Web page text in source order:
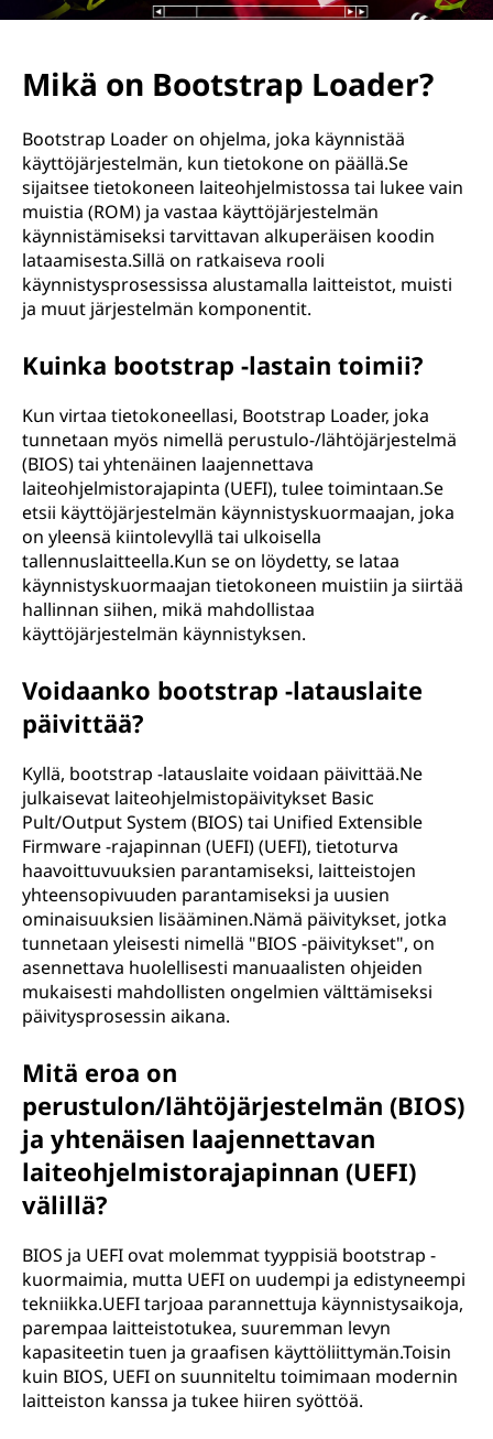
Mikä on Bootstrap Loader?
Bootstrap Loader on ohjelma, joka käynnistää
käyttöjärjestelmän, kun tietokone on päällä.Se
sijaitsee tietokoneen laiteohjelmistossa tai lukee vain
muistia (ROM) ja vastaa käyttöjärjestelmän
käynnistämiseksi tarvittavan alkuperäisen koodin
lataamisesta.Sillä on ratkaiseva rooli
käynnistysprosessissa alustamalla laitteistot, muisti
ja muut järjestelmän komponentit.
Kuinka bootstrap -lastain toimii?
Kun virtaa tietokoneellasi, Bootstrap Loader, joka
tunnetaan myös nimellä perustulo-/lähtöjärjestelmä
(BIOS) tai yhtenäinen laajennettava
laiteohjelmistorajapinta (UEFI), tulee toimintaan.Se
etsii käyttöjärjestelmän käynnistyskuormaajan, joka
on yleensä kiintolevyllä tai ulkoisella
tallennuslaitteella.Kun se on löydetty, se lataa
käynnistyskuormaajan tietokoneen muistiin ja siirtää
hallinnan siihen, mikä mahdollistaa
käyttöjärjestelmän käynnistyksen.
Voidaanko bootstrap -latauslaite
päivittää?
Kyllä, bootstrap -latauslaite voidaan päivittää.Ne
julkaisevat laiteohjelmistopäivitykset Basic
Pult/Output System (BIOS) tai Unified Extensible
Firmware -rajapinnan (UEFI) (UEFI), tietoturva
haavoittuvuuksien parantamiseksi, laitteistojen
yhteensopivuuden parantamiseksi ja uusien
ominaisuuksien lisääminen.Nämä päivitykset, jotka
tunnetaan yleisesti nimellä "BIOS -päivitykset", on
asennettava huolellisesti manuaalisten ohjeiden
mukaisesti mahdollisten ongelmien välttämiseksi
päivitysprosessin aikana.
Mitä eroa on
perustulon/lähtöjärjestelmän (BIOS)
ja yhtenäisen laajennettavan
laiteohjelmistorajapinnan (UEFI)
välillä?
BIOS ja UEFI ovat molemmat tyyppisiä bootstrap -
kuormaimia, mutta UEFI on uudempi ja edistyneempi
tekniikka.UEFI tarjoaa parannettuja käynnistysaikoja,
parempaa laitteistotukea, suuremman levyn
kapasiteetin tuen ja graafisen käyttöliittymän.Toisin
kuin BIOS, UEFI on suunniteltu toimimaan modernin
laitteiston kanssa ja tukee hiiren syöttöä.